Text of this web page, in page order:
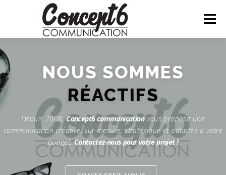
Aller au contenu
Menu
NOUS SOMMES
RÉACTIFS
Depuis 2008,Concept6 communicationvous propose une
communication créative, sur mesure, stratégique et adaptée à votre
budget.Contactez-nous pour votre projet !